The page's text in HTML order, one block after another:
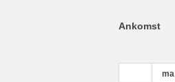
Ankomst
ma